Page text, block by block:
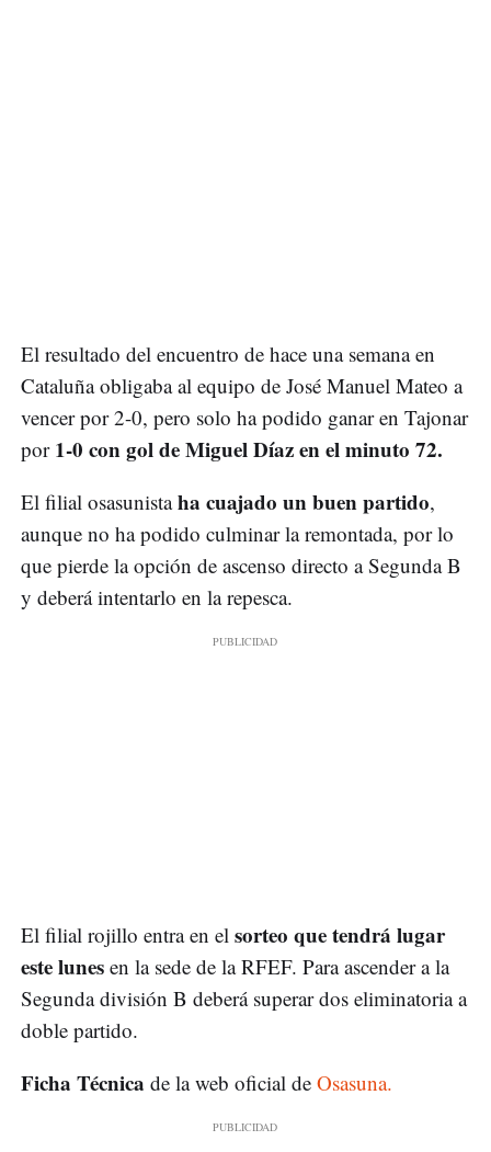
El resultado del encuentro de hace una semana en
Cataluña obligaba al equipo de José Manuel Mateo a
vencer por 2-0, pero solo ha podido ganar en Tajonar
por1-0 con gol de Miguel Díaz en el minuto 72.
El filial osasunistaha cuajado un buen partido,
aunque no ha podido culminar la remontada, por lo
que pierde la opción de ascenso directo a Segunda B
y deberá intentarlo en la repesca.
El filial rojillo entra en el sorteo que tendrá lugar
este lunes en la sede de la RFEF. Para ascender a la
Segunda división B deberá superar dos eliminatoria a
doble partido.
Ficha Técnica de la web oficial de Osasuna.